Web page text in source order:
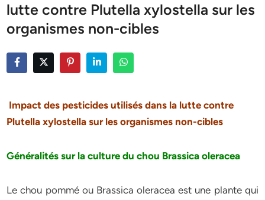
lutte contre Plutella xylostella sur les
organismes non-cibles
Impact des pesticides utilisés dans la lutte contre
Plutella xylostellasur les organismes non-cibles
Généralités sur la culture du chou Brassica oleracea
Le chou pommé ou Brassica oleracea est une plante qui